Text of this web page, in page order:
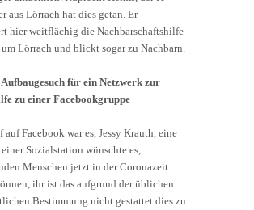
aus Lörrach hat dies getan. Er
hier weitflächig die Nachbarschaftshilfe
Lörrach und blickt sogar zu Nachbarn.
für ein Netzwerk zur
zu einer Facebookgruppe
Facebook war es, Jessy Krauth, eine
Sozialstation wünschte es,
Menschen jetzt in der Coronazeit
ihr ist das aufgrund der üblichen
Bestimmung nicht gestattet dies zu